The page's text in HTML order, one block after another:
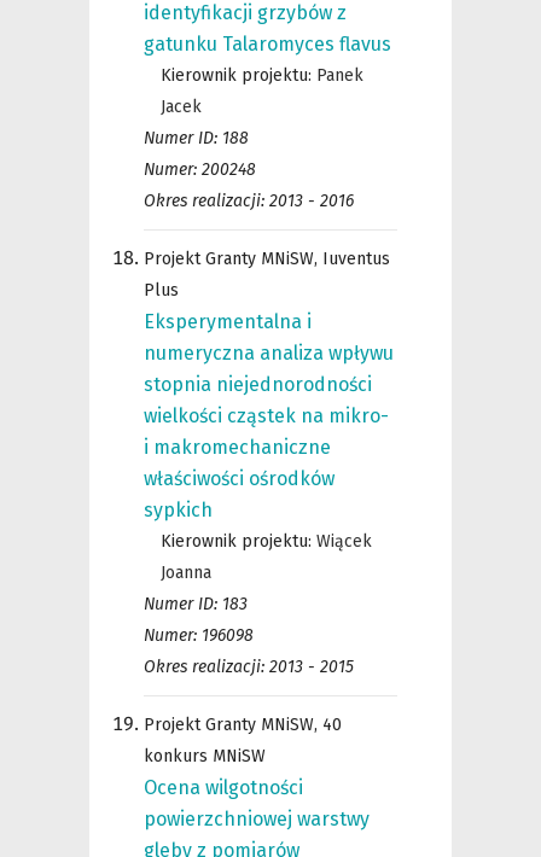
identyfikacji grzybów z
gatunku Talaromyces flavus
Kierownik projektu: Panek
Jacek
Numer ID: 188
Numer: 200248
Okres realizacji: 2013 - 2016
Projekt Granty MNiSW, Iuventus
Plus
Eksperymentalna i
numeryczna analiza wpływu
stopnia niejednorodności
wielkości cząstek na mikro-
i makromechaniczne
właściwości ośrodków
sypkich
Kierownik projektu: Wiącek
Joanna
Numer ID: 183
Numer: 196098
Okres realizacji: 2013 - 2015
Projekt Granty MNiSW, 40
konkurs MNiSW
Ocena wilgotności
powierzchniowej warstwy
gleby z pomiarów